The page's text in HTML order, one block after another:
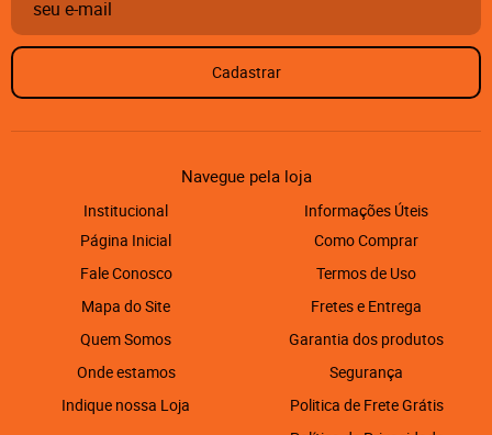
Cadastrar
Navegue pela loja
Institucional
Página Inicial
Fale Conosco
Mapa do Site
Quem Somos
Onde estamos
Indique nossa Loja
Informações Úteis
Como Comprar
Termos de Uso
Fretes e Entrega
Garantia dos produtos
Segurança
Politica de Frete Grátis